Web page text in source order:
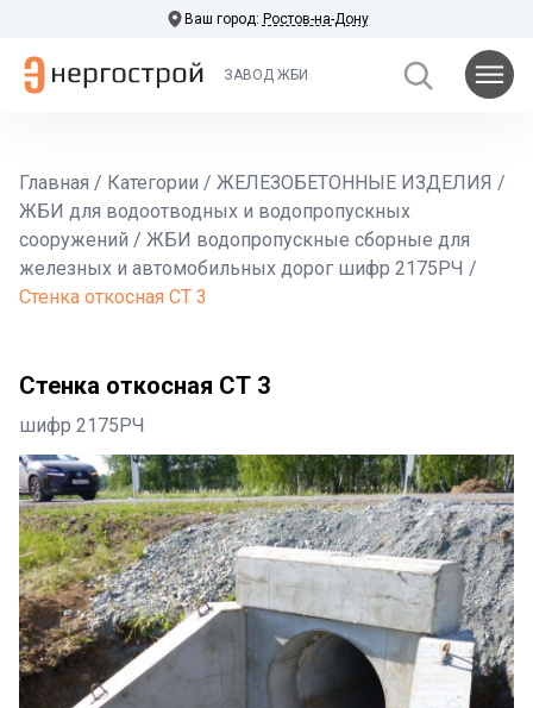
Ваш город: Ростов-на-Дону
ЗАВОД ЖБИ
Главная / Категории / ЖЕЛЕЗОБЕТОННЫЕ ИЗДЕЛИЯ /
ЖБИ для водоотводных и водопропускных
сооружений / ЖБИ водопропускные сборные для
железных и автомобильных дорог шифр 2175РЧ /
Стенка откосная СТ 3
Стенка откосная СТ 3
шифр 2175РЧ